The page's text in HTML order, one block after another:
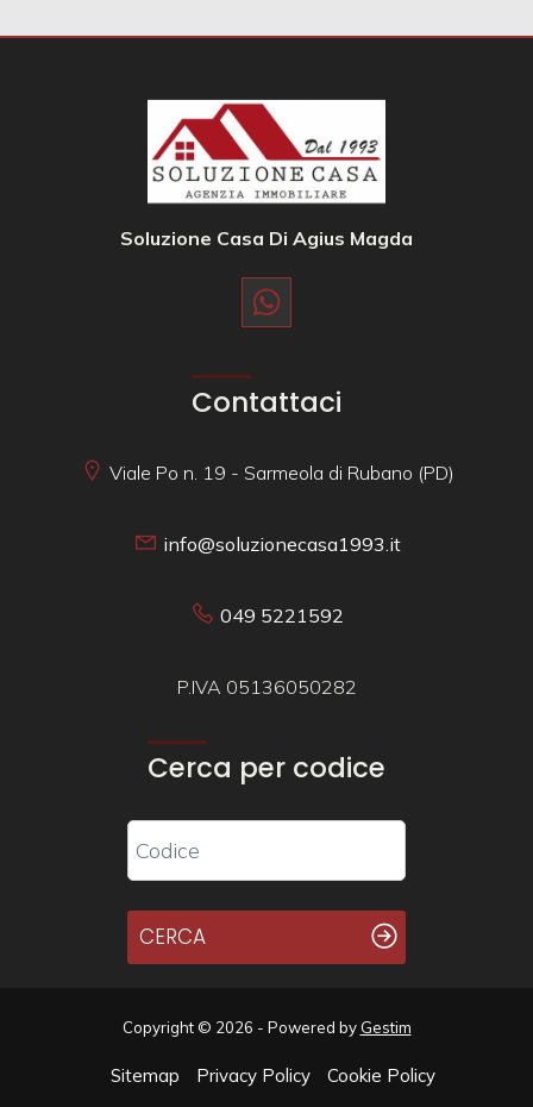
Soluzione Casa Di Agius Magda
Contattaci
Viale Po n. 19 - Sarmeola di Rubano (PD)
info@soluzionecasa1993.it
049 5221592
P.IVA 05136050282
Cerca per codice
CERCA
Copyright © 2026 - Powered by Gestim
Sitemap Privacy Policy Cookie Policy